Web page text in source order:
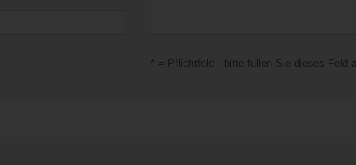
* = Pflichtfeld - bitte füllen Sie dieses Feld